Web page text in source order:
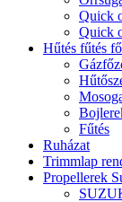
Quick
Quick
Hűtés fűtés
Fűtés
Ruházat
Trimmlap
Propellerek